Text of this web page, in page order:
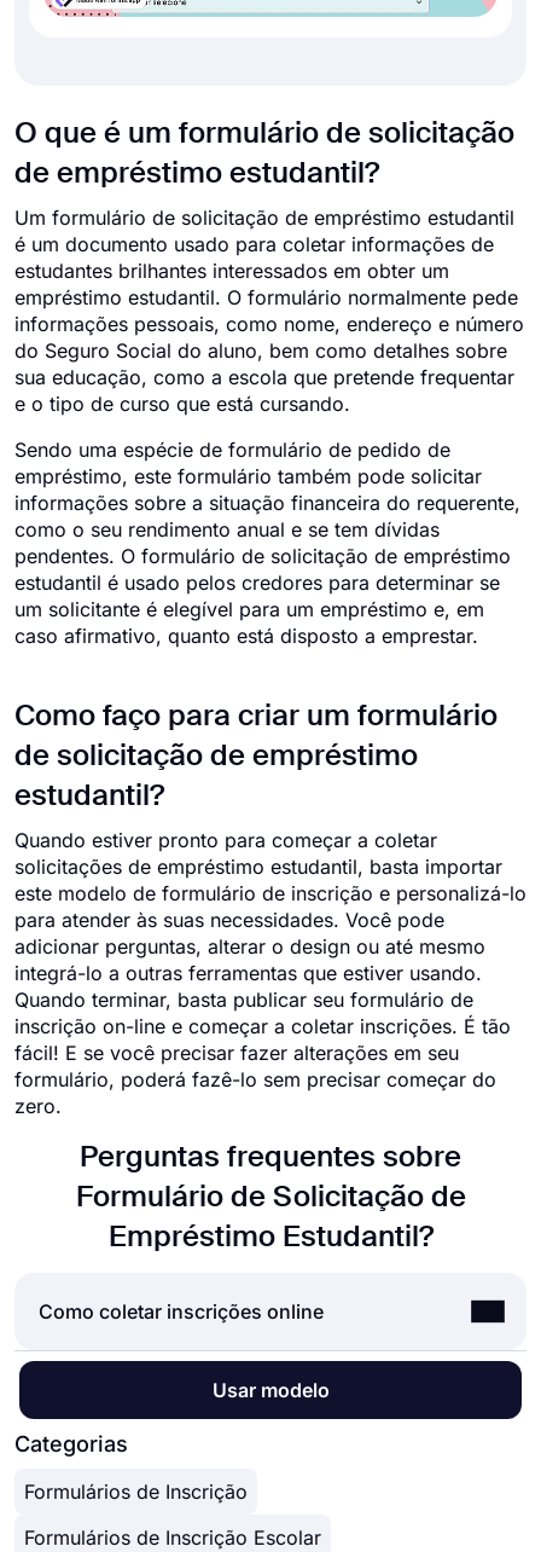
O que é um formulário de solicitação
de empréstimo estudantil?
Um formulário de solicitação de empréstimo estudantil
é um documento usado para coletar informações de
estudantes brilhantes interessados em obter um
empréstimo estudantil. O formulário normalmente pede
informações pessoais, como nome, endereço e número
do Seguro Social do aluno, bem como detalhes sobre
sua educação, como a escola que pretende frequentar
e o tipo de curso que está cursando.
Sendo uma espécie de formulário de pedido de
empréstimo, este formulário também pode solicitar
informações sobre a situação financeira do requerente,
como o seu rendimento anual e se tem dívidas
pendentes. O formulário de solicitação de empréstimo
estudantil é usado pelos credores para determinar se
um solicitante é elegível para um empréstimo e, em
caso afirmativo, quanto está disposto a emprestar.
Como faço para criar um formulário
de solicitação de empréstimo
estudantil?
Quando estiver pronto para começar a coletar
solicitações de empréstimo estudantil, basta importar
este modelo de formulário de inscrição e personalizá-lo
para atender às suas necessidades. Você pode
adicionar perguntas, alterar o design ou até mesmo
integrá-lo a outras ferramentas que estiver usando.
Quando terminar, basta publicar seu formulário de
inscrição on-line e começar a coletar inscrições. É tão
fácil! E se você precisar fazer alterações em seu
formulário, poderá fazê-lo sem precisar começar do
zero.
Perguntas frequentes sobre
Formulário de Solicitação de
Empréstimo Estudantil?
Como coletar inscrições online
Aceitar inscrições online é uma norma para quase
todas as empresas hoje. Quer se trate de
candidaturas a empregos, estágios ou bolsas de
economizar tempo e muito esforço. Mas como
resposta são formulários online. Usando um
Usar modelo
Categorias
Formulários de Inscrição
Formulários de Inscrição Escolar